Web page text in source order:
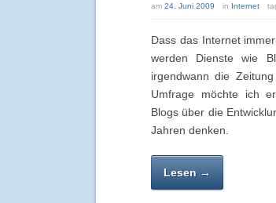
am 24. Juni 2009 in Internet
Dass das Internet
werden Dienste wie
irgendwann die
Umfrage möchte ich
Blogs über die
Jahren denken.
Lesen →